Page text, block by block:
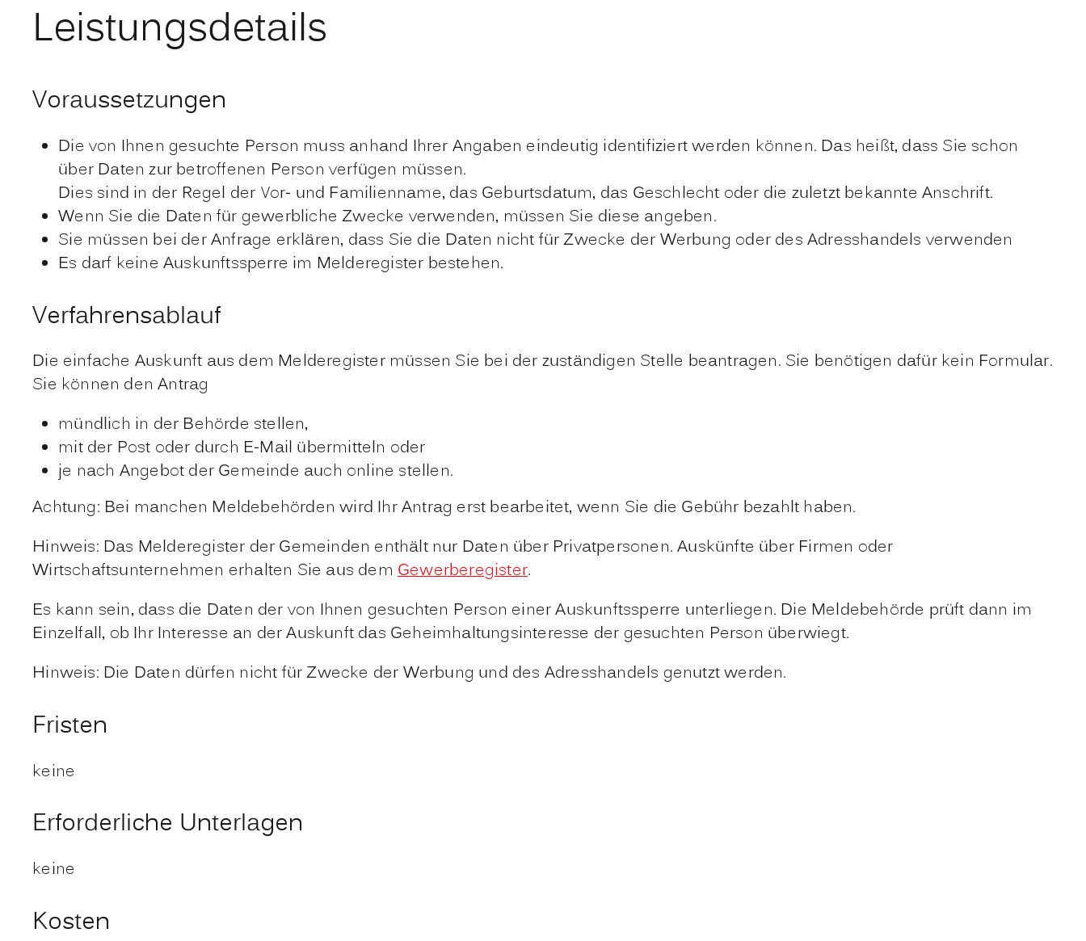
Leistungsdetails
Voraussetzungen
Die von Ihnen gesuchte Person muss anhand Ihrer Angaben eindeutig identifiziert werden können. Das heißt, dass Sie schon
über Daten zur betroffenen Person verfügen müssen.
Dies sind in der Regel der Vor- und Familienname, das Geburtsdatum, das Geschlecht oder die zuletzt bekannte Anschrift.
Wenn Sie die Daten für gewerbliche Zwecke verwenden, müssen Sie diese angeben.
Sie müssen bei der Anfrage erklären, dass Sie die Daten nicht für Zwecke der Werbung oder des Adresshandels verwenden
Es darf keine Auskunftssperre im Melderegister bestehen.
Verfahrensablauf
Die einfache Auskunft aus dem Melderegister müssen Sie bei der zuständigen Stelle beantragen. Sie benötigen dafür kein Formular.
Sie können den Antrag
mündlich in der Behörde stellen,
mit der Post oder durch E-Mail übermitteln oder
je nach Angebot der Gemeinde auch online stellen.
Achtung: Bei manchen Meldebehörden wird Ihr Antrag erst bearbeitet, wenn Sie die Gebühr bezahlt haben.
Hinweis: Das Melderegister der Gemeinden enthält nur Daten über Privatpersonen. Auskünfte über Firmen oder
Wirtschaftsunternehmen erhalten Sie aus dem Gewerberegister.
Es kann sein, dass die Daten der von Ihnen gesuchten Person einer Auskunftssperre unterliegen. Die Meldebehörde prüft dann im
Einzelfall, ob Ihr Interesse an der Auskunft das Geheimhaltungsinteresse der gesuchten Person überwiegt.
Hinweis: Die Daten dürfen nicht für Zwecke der Werbung und des Adresshandels genutzt werden.
Fristen
keine
Erforderliche Unterlagen
keine
Kosten